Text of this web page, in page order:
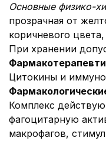
Основные физико-
прозрачная от
коричневого
При хранении
Цитокины и
Комплекс
фагоцитарную
макрофагов,